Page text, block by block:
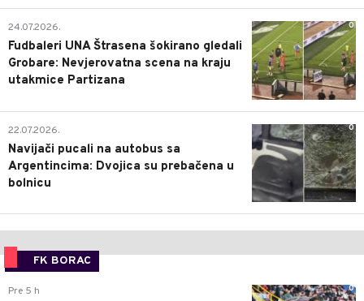
0
24.07.2026.
Fudbaleri UNA Štrasena šokirano gledali
Grobare: Nevjerovatna scena na kraju
utakmice Partizana
0
22.07.2026.
Navijači pucali na autobus sa
Argentincima: Dvojica su prebačena u
bolnicu
FK BORAC
0
Pre 5 h